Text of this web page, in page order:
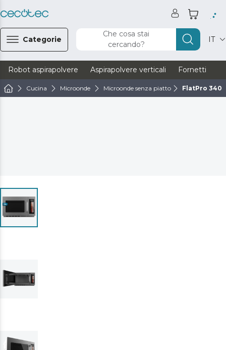
Categorie
Che cosa stai
cercando?
IT
Robot aspirapolvere Aspirapolvere verticali Fornetti
Cucina Microonde Microonde senza piatto FlatPro 3400